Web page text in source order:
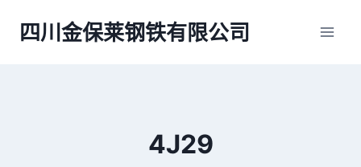
四川金保莱钢铁有限公司
4J29